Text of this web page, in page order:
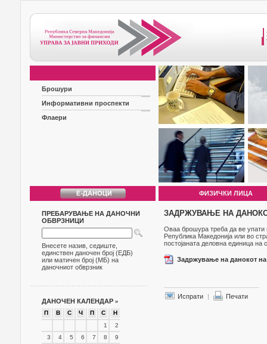
Брошури
Информативни проспекти
Флаери
ФИЗИЧКИ ЛИЦА
ПРЕБАРУВАЊЕ НА ДАНОЧНИ
ОБВРЗНИЦИ
Внесете назив, седиште,
единствен даночен број (ЕДБ)
или матичен број (МБ) на
даночниот обврзник
ДАНОЧЕН КАЛЕНДАР »
П В С Ч П С
Н
1
2
3
4 5 6 7 8
9
ЗАДРЖУВАЊЕ НА
Оваа брошура треба да ве упати
Република Македонија или во
постојаната деловна единица на
Задржување на данокот
Испрати | Печати